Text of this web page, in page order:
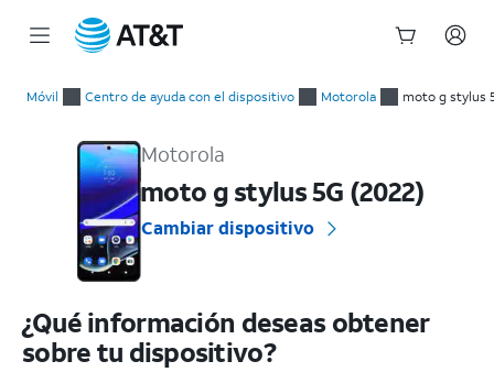
Móvil Centro de ayuda con el dispositivo Motorola moto g stylus
Motorola
moto g stylus 5G (2022)
Cambiar dispositivo
¿Qué información deseas obtener
sobre tu dispositivo?